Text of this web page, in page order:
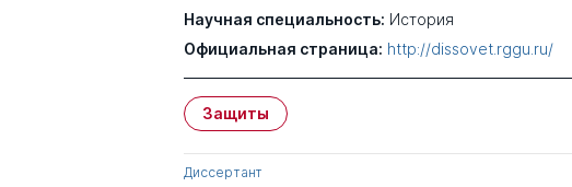
Научная специальность: История
Официальная страница: http://dissovet.rggu.ru/
Защиты
Диссертант